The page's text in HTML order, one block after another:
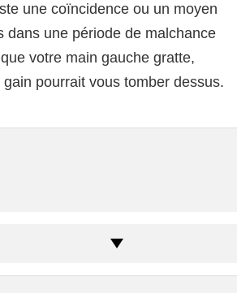
une coïncidence ou un moyen
dans une période de malchance
votre main gauche gratte,
pourrait vous tomber dessus.